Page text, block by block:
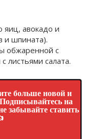
яиц, авокадо и
и шпината).
обжаренной с
листьями салата.
больше новой и
на
забывайте ставить